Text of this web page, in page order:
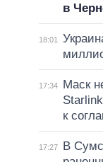
в
18:01
17:34
Маск
к
17:27
В